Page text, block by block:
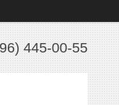
445-00-55